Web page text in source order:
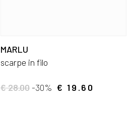
MARLU
scarpe in filo
€ 28.00-30% € 19.60